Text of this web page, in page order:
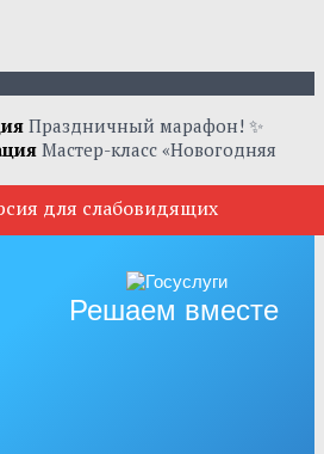
Праздничный марафон! ✨
Мастер-класс «Новогодняя
для слабовидящих
Решаем вместе